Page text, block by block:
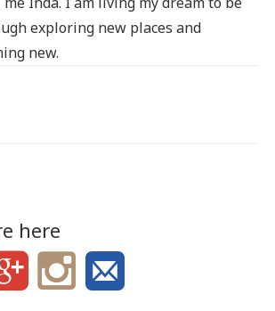
exploring new places and
new.
here